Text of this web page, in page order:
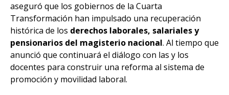
aseguró que los gobiernos de la Cuarta
Transformación han impulsado una recuperación
histórica de los derechos laborales, salariales y
pensionarios del magisterio nacional. Al tiempo que
anunció que continuará el diálogo con las y los
docentes para construir una reforma al sistema de
promoción y movilidad laboral.